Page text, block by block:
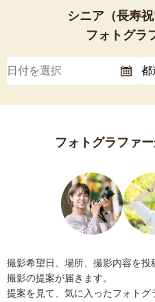
シニア（長寿
フォトグラ
フォトグラファ
撮影希望日、場所、撮影内容を
撮影の提案が届きます。
提案を見て、気に入ったフォト